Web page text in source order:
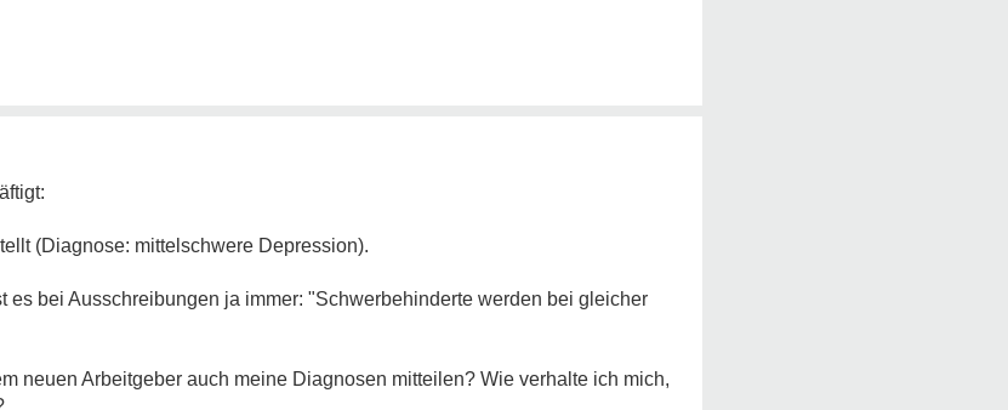
(Diagnose: mittelschwere Depression).
es bei Ausschreibungen ja immer: "Schwerbehinderte werden bei gleicher
neuen Arbeitgeber auch meine Diagnosen mitteilen? Wie verhalte ich mich,